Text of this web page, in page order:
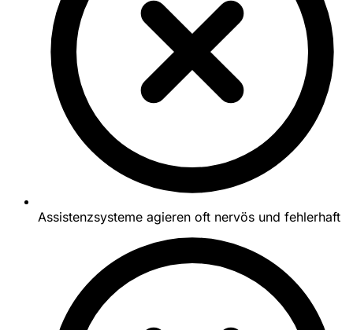
Assistenzsysteme agieren oft nervös und fehlerhaft